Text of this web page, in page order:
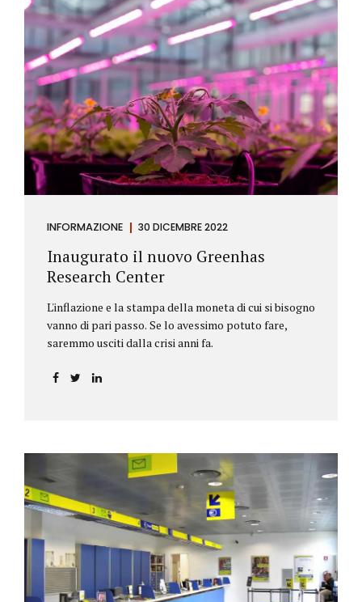
INFORMAZIONE 30 DICEMBRE 2022
Inaugurato il nuovo Greenhas
Research Center
L'inflazione e la stampa della moneta di cui si bisogno
vanno di pari passo. Se lo avessimo potuto fare,
saremmo usciti dalla crisi anni fa.